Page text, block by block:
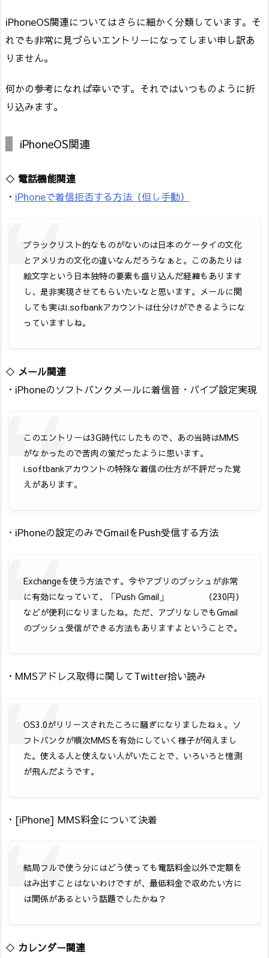
iPhoneOS関連についてはさらに細かく分類しています。そ
れでも非常に見づらいエントリーになってしまい申し訳あ
りません。
何かの参考になれば幸いです。それではいつものように折
り込みます。
iPhoneOS関連
◇ 電話機能関連
・ iPhoneで着信拒否する方法（但し手動）
ブラックリスト的なものがないのは日本のケータイの文化
とアメリカの文化の違いなんだろうなぁと。このあたりは
絵文字という日本独特の要素も盛り込んだ経緯もあります
し、是非実現させてもらいたいなと思います。メールに関
しても実はi.sofbankアカウントは仕分けができるようにな
っていますしね。
◇ メール関連
・iPhoneのソフトバンクメールに着信音・バイブ設定実現
このエントリーは3G時代にしたもので、あの当時はMMS
がなかったので苦肉の策だったように思います。
i.softbankアカウントの特殊な着信の仕方が不評だった覚
えがあります。
・iPhoneの設定のみでGmailをPush受信する方法
Exchangeを使う方法です。今やアプリのプッシュが非常
に有効になっていて、「Push Gmail」
（230円）
などが便利になりましたね。ただ、アプリなしでもGmail
のプッシュ受信ができる方法もありますよということで。
・MMSアドレス取得に関してTwitter拾い読み
OS3.0がリリースされたころに騒ぎになりましたねぇ。ソ
フトバンクが順次MMSを有効にしていく様子が伺えまし
た。使える人と使えない人がいたことで、いろいろと憶測
が飛んだようです。
・[iPhone] MMS料金について決着
結局フルで使う分にはどう使っても電話料金以外で定額を
はみ出すことはないわけですが、最低料金で収めたい方に
は関係があるという話題でしたかね？
◇ カレンダー関連